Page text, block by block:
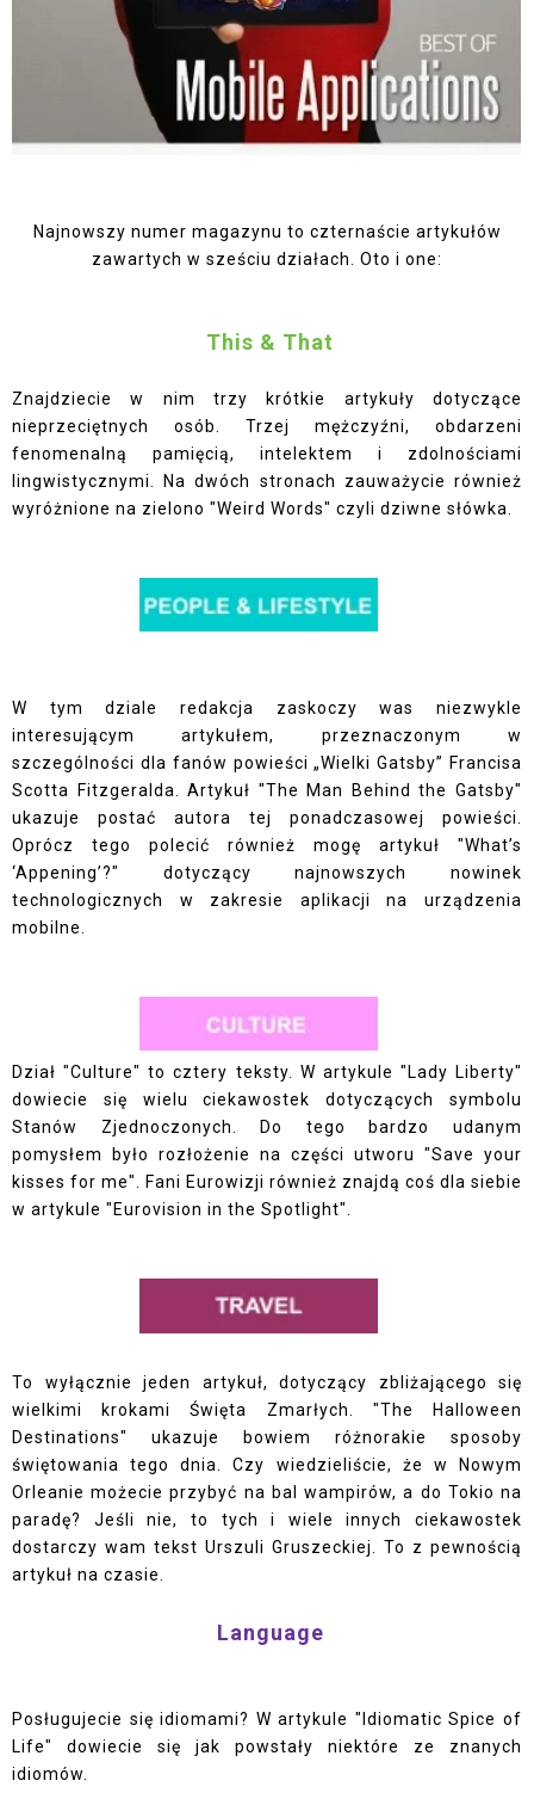
Najnowszy numer magazynu to czternaście artykułów
zawartych w sześciu działach. Oto i one:
This & That
Znajdziecie w nim trzy krótkie artykuły dotyczące
nieprzeciętnych osób. Trzej mężczyźni, obdarzeni
fenomenalną pamięcią, intelektem i zdolnościami
lingwistycznymi. Na dwóch stronach zauważycie również
wyróżnione na zielono "Weird Words" czyli dziwne słówka.
W tym dziale redakcja zaskoczy was niezwykle
interesującym artykułem, przeznaczonym w
szczególności dla fanów powieści „Wielki Gatsby” Francisa
Scotta Fitzgeralda. Artykuł "The Man Behind the Gatsby"
ukazuje postać autora tej ponadczasowej powieści.
Oprócz tego polecić również mogę artykuł "What’s
‘Appening’?" dotyczący najnowszych nowinek
technologicznych w zakresie aplikacji na urządzenia
mobilne.
Dział "Culture" to cztery teksty. W artykule "Lady Liberty"
dowiecie się wielu ciekawostek dotyczących symbolu
Stanów Zjednoczonych. Do tego bardzo udanym
pomysłem było rozłożenie na części utworu "Save your
kisses for me". Fani Eurowizji również znajdą coś dla siebie
w artykule "Eurovision in the Spotlight".
To wyłącznie jeden artykuł, dotyczący zbliżającego się
wielkimi krokami Święta Zmarłych. "The Halloween
Destinations" ukazuje bowiem różnorakie sposoby
świętowania tego dnia. Czy wiedzieliście, że w Nowym
Orleanie możecie przybyć na bal wampirów, a do Tokio na
paradę? Jeśli nie, to tych i wiele innych ciekawostek
dostarczy wam tekst Urszuli Gruszeckiej. To z pewnością
artykuł na czasie.
Language
Posługujecie się idiomami? W artykule "Idiomatic Spice of
Life" dowiecie się jak powstały niektóre ze znanych
idiomów.